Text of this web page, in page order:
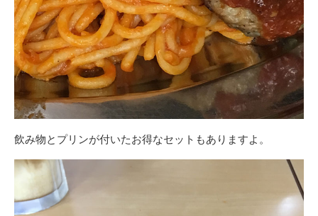
飲み物とプリンが付いたお得なセットもありますよ。